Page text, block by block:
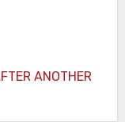
ANOTHER